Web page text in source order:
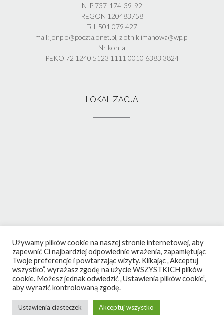
NIP 737-174-39-92
REGON 120483758
Tel. 501 079 427
mail: jonpio@poczta.onet.pl, zlotniklimanowa@wp.pl
Nr konta
PEKO 72 1240 5123 1111 0010 6383 3824
LOKALIZACJA
Theme byOut the Box
Używamy plików cookie na naszej stronie internetowej, aby
zapewnić Ci najbardziej odpowiednie wrażenia, zapamiętując
Twoje preferencje i powtarzając wizyty. Klikając „Akceptuj
wszystko”, wyrażasz zgodę na użycie WSZYSTKICH plików
cookie. Możesz jednak odwiedzić „Ustawienia plików cookie”,
aby wyrazić kontrolowaną zgodę.
Ustawienia ciasteczek Akceptuj wszystko